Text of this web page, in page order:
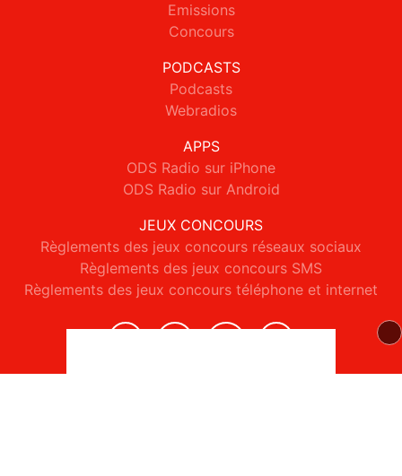
Emissions
Concours
PODCASTS
Podcasts
Webradios
APPS
ODS Radio sur iPhone
ODS Radio sur Android
JEUX CONCOURS
Règlements des jeux concours réseaux sociaux
Règlements des jeux concours SMS
Règlements des jeux concours téléphone et internet